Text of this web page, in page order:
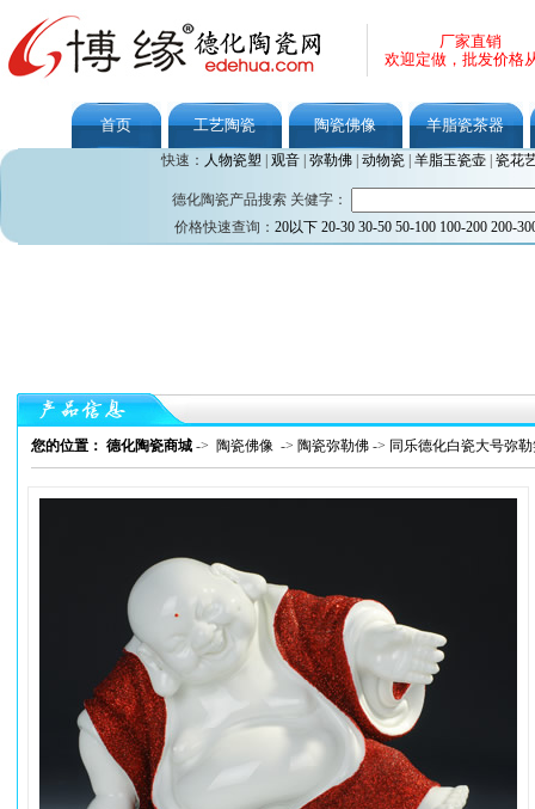
厂家直销
欢迎定做，批发价格
首页 工艺陶瓷 陶瓷佛像 羊脂瓷茶器
快速： 人物瓷塑 观音| 弥勒佛| 动物瓷| 羊脂玉瓷壶| 瓷花
德化陶瓷产品搜索 关健字：
价格快速查询： 20以下 20-30 30-50 50-100 100-200 200-
您的位置： 德化陶瓷商城 -> 陶瓷佛像 -> 陶瓷弥勒佛 -> 同乐德化白瓷大号弥